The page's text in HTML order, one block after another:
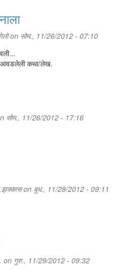
on सोम., 11/26/2012 - 07:10
आवडलेली कथा/लेख.
सोम., 11/26/2012 - 17:16
on बुध., 11/28/2012 - 09:11
on गुरु., 11/29/2012 - 09:32